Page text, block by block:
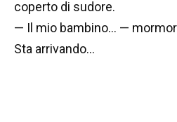
coperto di sudore.
— Il mio bambino… —
Sta arrivando…